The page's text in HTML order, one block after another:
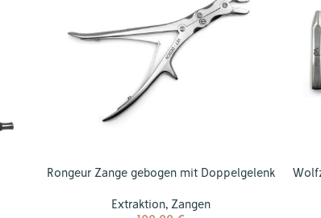
Rongeur Zange gebogen mit Doppelgelenk
Extraktion, Zangen